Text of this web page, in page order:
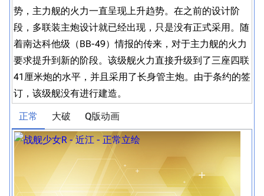
势，主力舰的火力一直呈现上升趋势。在之前的设计阶
段，多联装主炮设计就已经出现，只是没有正式采用。随
着南达科他级（BB-49）情报的传来，对于主力舰的火力
要求提升到新的阶段。该级舰火力直接升级到了三座四联
41厘米炮的水平，并且采用了长身管主炮。由于条约的签
订，该级舰没有进行建造。
正常 大破 Q版动画